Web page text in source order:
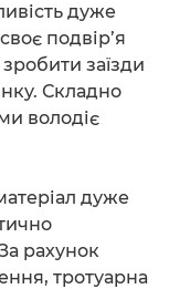
дуже
подвір’я
заїзди
Складно
володіє
дуже
рахунок
тротуарна